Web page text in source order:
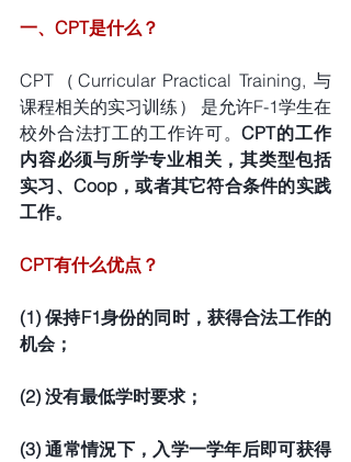
一、CPT是什么？
CPT（Curricular Practical Training, 与
课程相关的实习训练） 是允许F-1学生在
校外合法打工的工作许可。CPT的工作
内容必须与所学专业相关，其类型包括
实习、Coop，或者其它符合条件的实践
工作。
CPT有什么优点？
(1) 保持F1身份的同时，获得合法工作的
机会；
(2) 没有最低学时要求；
(3) 通常情況下，入学一学年后即可获得